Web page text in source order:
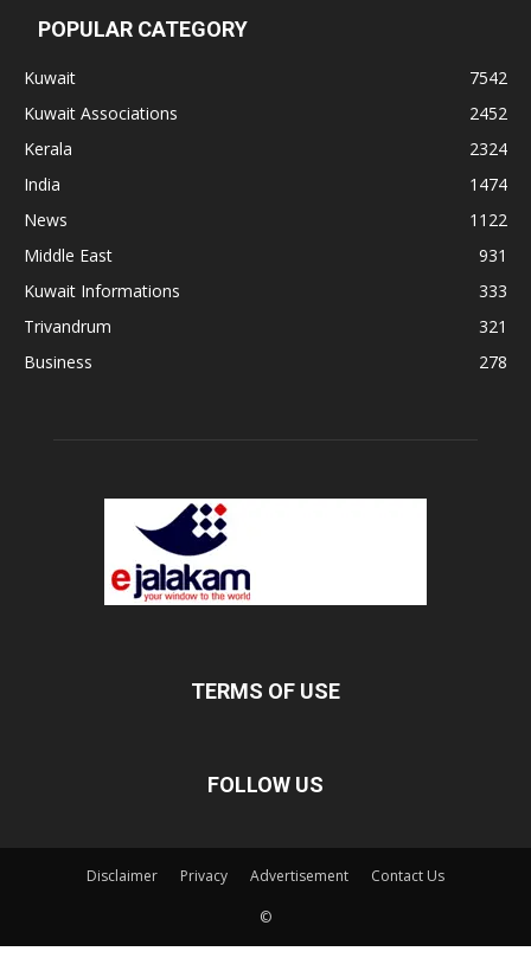
POPULAR CATEGORY
Kuwait
7542
Kuwait Associations
2452
Kerala
2324
India
1474
News
1122
Middle East
931
Kuwait Informations
333
Trivandrum
321
Business
278
TERMS OF USE
FOLLOW US
Disclaimer Privacy Advertisement Contact Us
©